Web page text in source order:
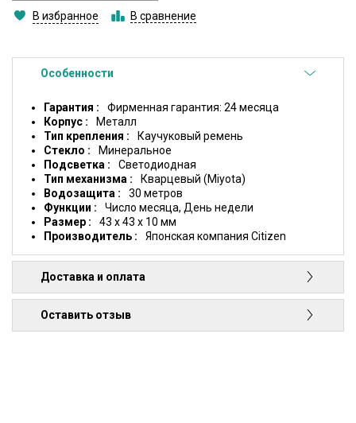
В избранное В сравнение
Особенности
Гарантия
Фирменная гарантия: 24 месяца
Корпус
Металл
Тип крепления
Каучуковый ремень
Стекло
Минеральное
Подсветка
Светодиодная
Тип механизма
Кварцевый (Miyota)
Водозащита
30 метров
Функции
Число месяца, День недели
Размер
43 x 43 x 10 мм
Производитель
Японская компания Citizen
Доставка и оплата
Оставить отзыв